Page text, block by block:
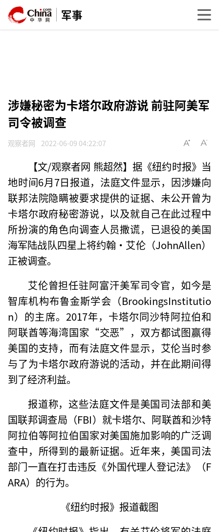
军事
涉嫌秘密为卡塔尔政府游说 前驻阿美军
司令被调查
观察者网 2022-06-09 04:22:07
【文/观察者网 熊超然】据《纽约时报》当
地时间6月7日报道，法庭文件显示，因涉嫌向
联邦法院隐瞒被要求提供的证据、未公开曾为
卡塔尔政府秘密游说，以及就自己在此过程中
所扮演的角色向调查人员撒谎，已退役的美国
海军陆战队四星上将约翰·艾伦（JohnAllen）
正被调查。
艾伦曾担任驻阿富汗美军司令官，如今是
智库机构布鲁金斯学会（BrookingsInstitutio
n）的主席。2017年，卡塔尔同沙特阿拉伯和
阿联酋等海湾国家“交恶”，双方都试图赢得
美国的支持，而有法庭文件显示，艾伦当时参
与了为卡塔尔政府游说的活动，并在此期间得
到了经济利益。
报道称，这些法庭文件是美国司法部和美
国联邦调查局（FBI）就卡塔尔、阿联酋和沙特
阿拉伯等阿拉伯国家对美国施加影响的广泛调
查中，所得到的最新证据。近年来，美国司法
部门一直在打击违反《外国代理人登记法》（F
ARA）的行为。
《纽约时报》报道截图